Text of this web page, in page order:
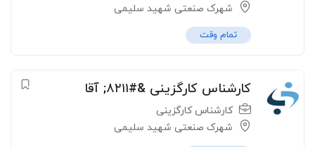
شهرک صنعتی شهید سلیمی
تمام وقت
کارشناس کارگزینی &#۸۲۱۱; آقا
کارشناس کارگزینی
شهرک صنعتی شهید سلیمی